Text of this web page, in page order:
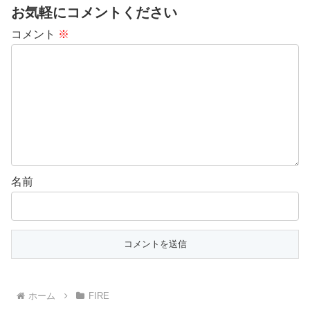
お気軽にコメントください
コメント ※
名前
ホーム FIRE